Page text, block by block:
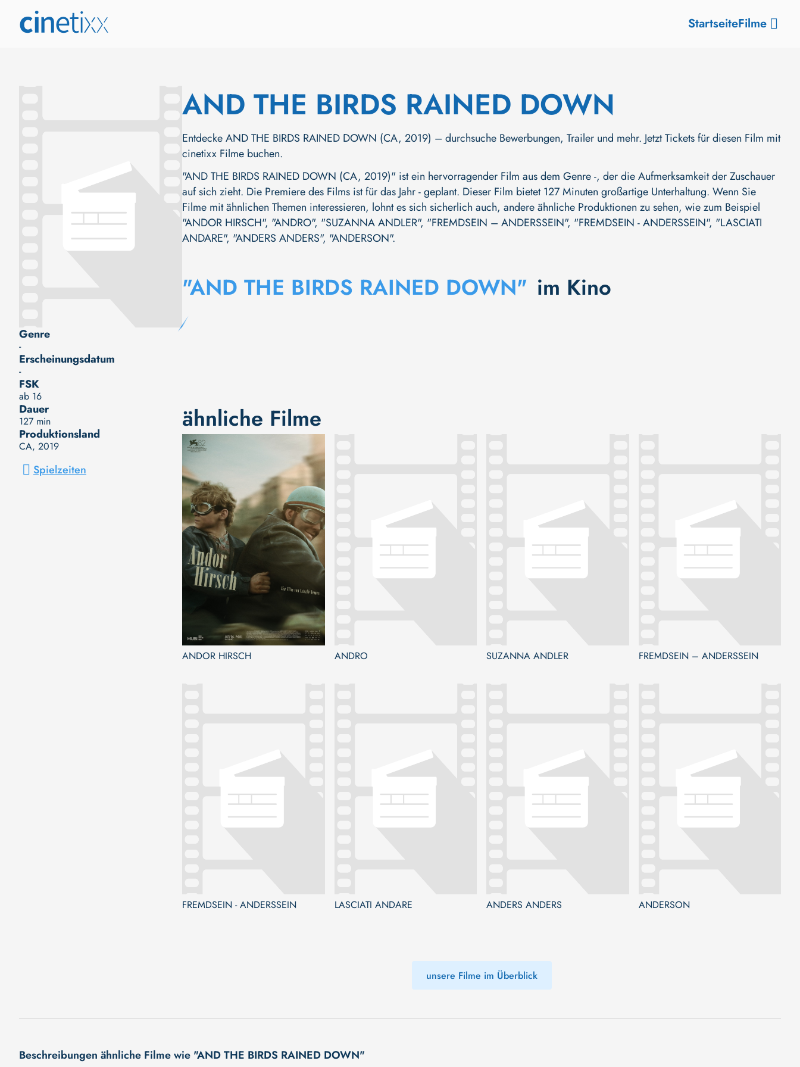
StartseiteFilme
Genre
-
Erscheinungsdatum
-
FSK
ab 16
Dauer
127 min
Produktionsland
CA, 2019
Spielzeiten
AND THE BIRDS RAINED DOWN
Entdecke AND THE BIRDS RAINED DOWN (CA, 2019) – durchsuche Bewerbungen, Trailer und mehr. Jetzt Tickets für diesen Film mit
cinetixx Filme buchen.
"AND THE BIRDS RAINED DOWN (CA, 2019)" ist ein hervorragender Film aus dem Genre -, der die Aufmerksamkeit der Zuschauer
auf sich zieht. Die Premiere des Films ist für das Jahr - geplant. Dieser Film bietet 127 Minuten großartige Unterhaltung. Wenn Sie
Filme mit ähnlichen Themen interessieren, lohnt es sich sicherlich auch, andere ähnliche Produktionen zu sehen, wie zum Beispiel
"ANDOR HIRSCH", "ANDRO", "SUZANNA ANDLER", "FREMDSEIN – ANDERSSEIN", "FREMDSEIN - ANDERSSEIN", "LASCIATI
ANDARE", "ANDERS ANDERS", "ANDERSON".
"AND THE BIRDS RAINED DOWN" im Kino
ähnliche Filme
ANDOR HIRSCH ANDRO SUZANNA ANDLER FREMDSEIN – ANDERSSEIN
FREMDSEIN - ANDERSSEIN LASCIATI ANDARE ANDERS ANDERS ANDERSON
unsere Filme im Überblick
Beschreibungen ähnliche Filme wie "AND THE BIRDS RAINED DOWN"